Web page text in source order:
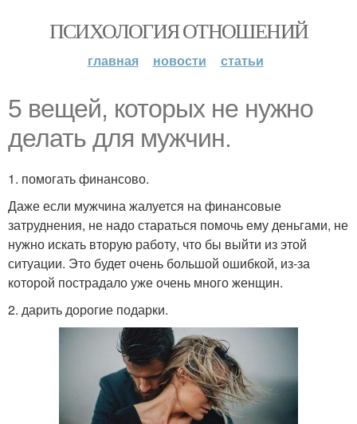
ПСИХОЛОГИЯ ОТНОШЕНИЙ
главная новости статьи
5 вещей, которых не нужно
делать для мужчин.
1. помогать финансово.
Даже если мужчина жалуется на финансовые
затруднения, не надо стараться помочь ему деньгами, не
нужно искать вторую работу, что бы выйти из этой
ситуации. Это будет очень большой ошибкой, из-за
которой пострадало уже очень много женщин.
2. дарить дорогие подарки.